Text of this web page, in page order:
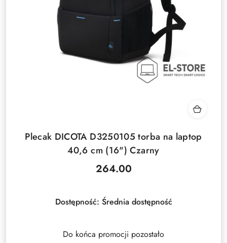
Plecak DICOTA D3250105 torba na laptop
40,6 cm (16") Czarny
Cena:
264.00
Dostępność: Średnia dostępność
Do końca promocji pozostało